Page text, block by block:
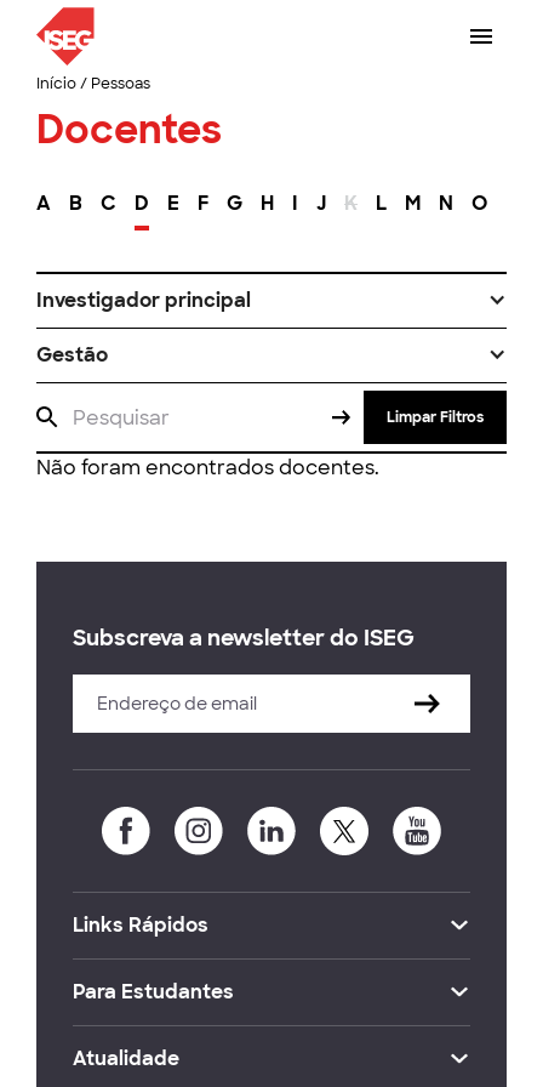
Início/ Pessoas
Docentes
A B C D E F G H I J K L M N O
Investigador principal
Gestão
Limpar Filtros
Não foram encontrados docentes.
Subscreva a newsletter do ISEG
Links Rápidos
Para Estudantes
Atualidade